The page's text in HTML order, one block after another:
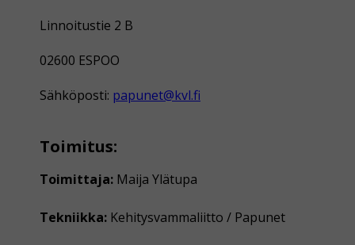
Linnoitustie 2 B
02600 ESPOO
Sähköposti: papunet@kvl.fi
Toimitus:
Toimittaja: Maija Ylätupa
Tekniikka: Kehitysvammaliitto / Papunet